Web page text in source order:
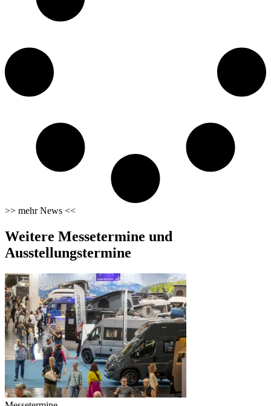
>> mehr News <<
Weitere Messetermine und
Ausstellungstermine